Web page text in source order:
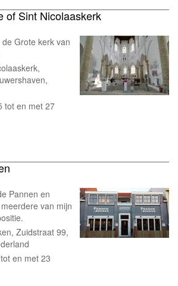
of Sint Nicolaaskerk
Grote kerk van
tot en met 27
Pannen en
van mijn
Zuidstraat 99,
en met 23